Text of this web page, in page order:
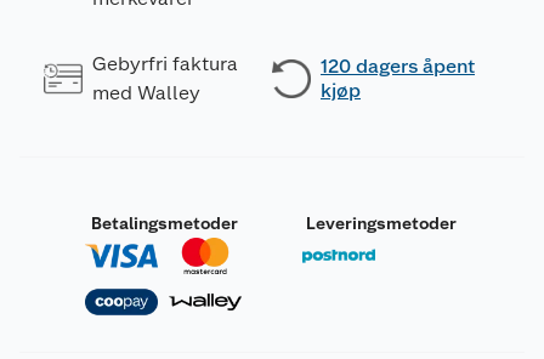
Gebyrfri faktura
med Walley
120 dagers åpent
kjøp
Betalingsmetoder Leveringsmetoder